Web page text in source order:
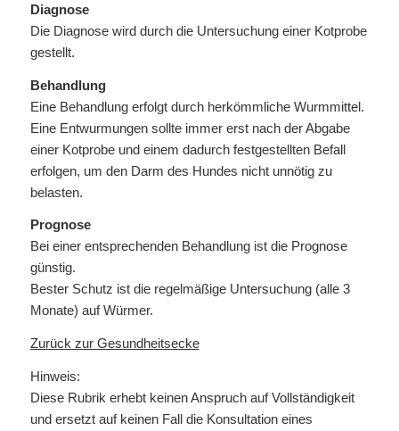
Diagnose
Die Diagnose wird durch die Untersuchung einer Kotprobe
gestellt.
Behandlung
Eine Behandlung erfolgt durch herkömmliche Wurmmittel.
Eine Entwurmungen sollte immer erst nach der Abgabe
einer Kotprobe und einem dadurch festgestellten Befall
erfolgen, um den Darm des Hundes nicht unnötig zu
belasten.
Prognose
Bei einer entsprechenden Behandlung ist die Prognose
günstig.
Bester Schutz ist die regelmäßige Untersuchung (alle 3
Monate) auf Würmer.
Zurück zur Gesundheitsecke
Hinweis:
Diese Rubrik erhebt keinen Anspruch auf Vollständigkeit
und ersetzt auf keinen Fall die Konsultation eines